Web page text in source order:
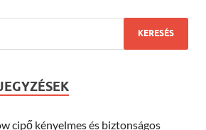
cipő kényelmes és biztonságos